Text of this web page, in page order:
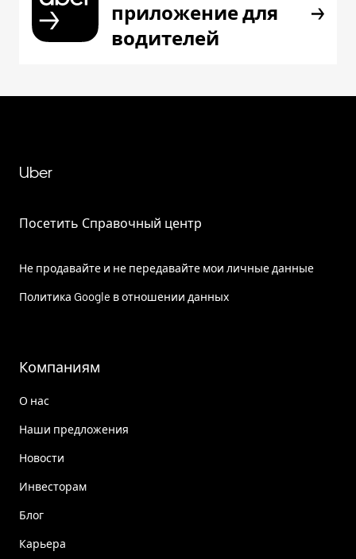
приложение для
водителей
Uber
Посетить Справочный центр
Не продавайте и не передавайте мои личные данные
Политика Google в отношении данных
Компаниям
О нас
Наши предложения
Новости
Инвесторам
Блог
Карьера